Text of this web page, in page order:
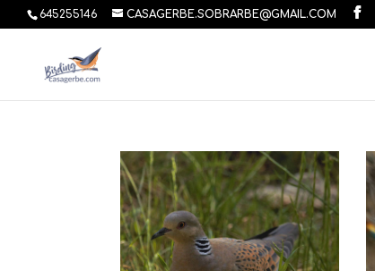
645255146 CASAGERBE.SOBRARBE@GMAIL.COM